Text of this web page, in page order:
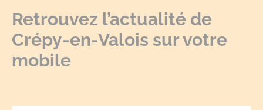
Retrouvez l’actualité de
Crépy-en-Valois sur votre
mobile